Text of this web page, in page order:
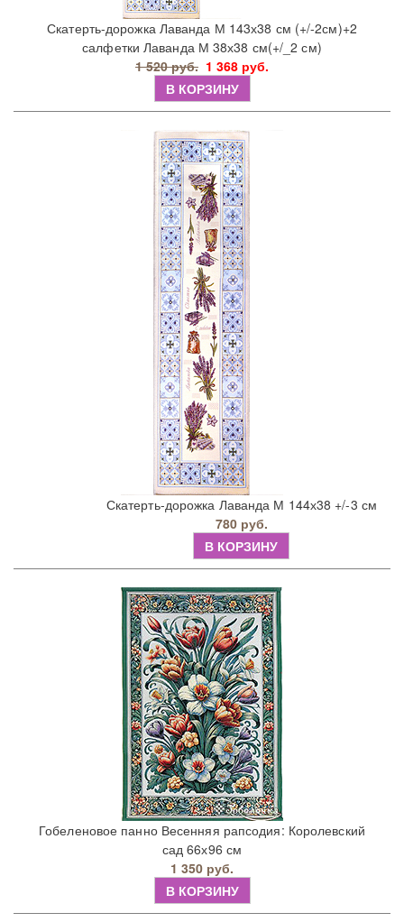
Скатерть-дорожка Лаванда М 143х38 см (+/-2см)+2
салфетки Лаванда М 38х38 см(+/_2 см)
1 520 руб. 1 368 руб.
В КОРЗИНУ
Скатерть-дорожка Лаванда М 144х38 +/-3 см
780 руб.
В КОРЗИНУ
Гобеленовое панно Весенняя рапсодия: Королевский
сад 66х96 см
1 350 руб.
В КОРЗИНУ